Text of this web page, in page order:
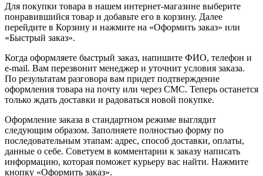
Для покупки товара в нашем интернет-магазине выберите
понравившийся товар и добавьте его в корзину. Далее
перейдите в Корзину и нажмите на «Оформить заказ» или
«Быстрый заказ».
Когда оформляете быстрый заказ, напишите ФИО, телефон и
e-mail. Вам перезвонит менеджер и уточнит условия заказа.
По результатам разговора вам придет подтверждение
оформления товара на почту или через СМС. Теперь останется
только ждать доставки и радоваться новой покупке.
Оформление заказа в стандартном режиме выглядит
следующим образом. Заполняете полностью форму по
последовательным этапам: адрес, способ доставки, оплаты,
данные о себе. Советуем в комментарии к заказу написать
информацию, которая поможет курьеру вас найти. Нажмите
кнопку «Оформить заказ».